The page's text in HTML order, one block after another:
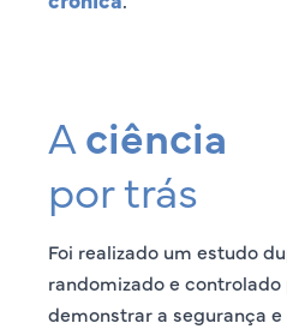
Aciência
por trás
Foi realizado um estudo
randomizado e
demonstrar a segurança